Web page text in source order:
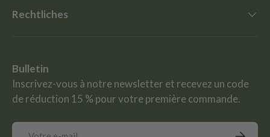
Rechtliches
Bulletin
Inscrivez-vous à notre newsletter et recevez un code
de réduction 15 % pour votre première commande.
E-mail S’inscrire